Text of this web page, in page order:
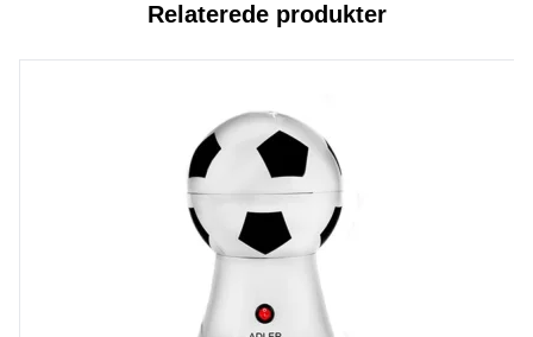
Relaterede produkter